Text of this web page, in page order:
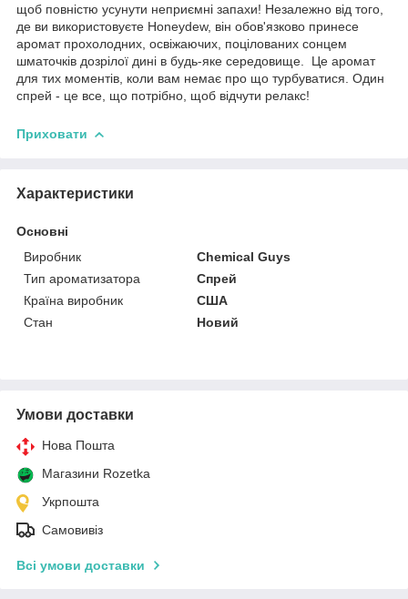
щоб повністю усунути неприємні запахи! Незалежно від того,
де ви використовуєте Honeydew, він обов'язково принесе
аромат прохолодних, освіжаючих, поцілованих сонцем
шматочків дозрілої дині в будь-яке середовище. Це аромат
для тих моментів, коли вам немає про що турбуватися. Один
спрей - це все, що потрібно, щоб відчути релакс!
Приховати
Характеристики
Основні
Виробник
Chemical Guys
Тип ароматизатора
Спрей
Країна виробник
США
Стан
Новий
Умови доставки
Нова Пошта
Магазини Rozetka
Укрпошта
Самовивіз
Всі умови доставки